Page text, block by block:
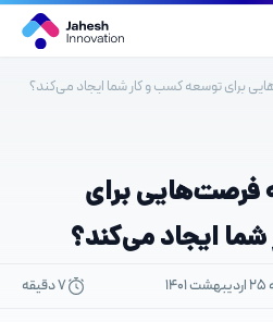
برای توسعه کسب و کار شما ایجاد می‌کند؟
فرصت‌هایی برای
ایجاد می‌کند؟
7 دقیقه